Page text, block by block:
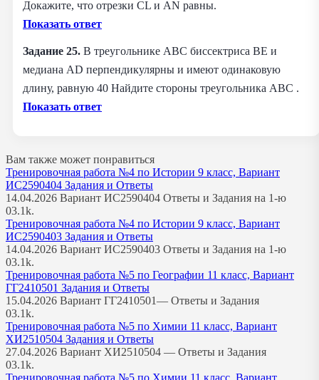
Докажите, что отрезки CL и AN равны.
Показать ответ
Задание 25. В треугольнике ABC биссектриса BE и
медиана AD перпендикулярны и имеют одинаковую
длину, равную 40 Найдите стороны треугольника ABC .
Показать ответ
Вам также может понравиться
Тренировочная работа №4 по Истории 9 класс, Вариант
ИС2590404 Задания и Ответы
14.04.2026 Вариант ИС2590404 Ответы и Задания на 1-ю
03.1k.
Тренировочная работа №4 по Истории 9 класс, Вариант
ИС2590403 Задания и Ответы
14.04.2026 Вариант ИС2590403 Ответы и Задания на 1-ю
03.1k.
Тренировочная работа №5 по Географии 11 класс, Вариант
ГГ2410501 Задания и Ответы
15.04.2026 Вариант ГГ2410501— Ответы и Задания
03.1k.
Тренировочная работа №5 по Химии 11 класс, Вариант
ХИ2510504 Задания и Ответы
27.04.2026 Вариант ХИ2510504 — Ответы и Задания
03.1k.
Тренировочная работа №5 по Химии 11 класс, Вариант